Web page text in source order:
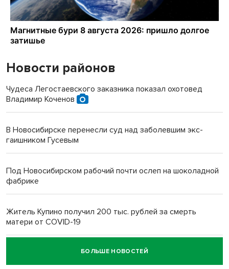
Новости районов
Чудеса Легостаевского заказника показал охотовед
Владимир Коченов
В Новосибирске перенесли суд над заболевшим экс-
гаишником Гусевым
Под Новосибирском рабочий почти ослеп на шоколадной
фабрике
Житель Купино получил 200 тыс. рублей за смерть
матери от COVID-19
Новосибирский суд наказал водителя за смерть
пенсионерки на вокзале
БОЛЬШЕ НОВОСТЕЙ